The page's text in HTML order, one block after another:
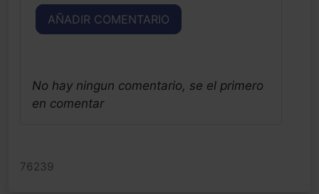
AÑADIR COMENTARIO
No hay ningun comentario, se el primero
en comentar
76239